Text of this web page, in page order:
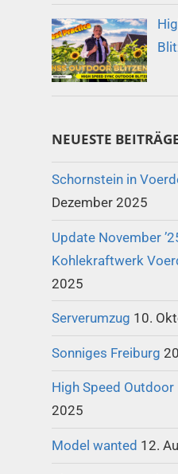
NEUESTE
Schornstein in
Dezember 2025
Update November
Kohlekraftwerk
2025
Serverumzug 10.
Sonniges Freiburg
High Speed Outdoor
2025
Model wanted 12.